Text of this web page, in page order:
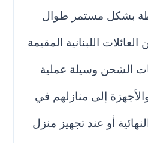
بشكل مستمر طوال
اللبنانية المقيمة
الشحن وسيلة عملية
إلى منازلهم في
أو عند تجهيز منزل